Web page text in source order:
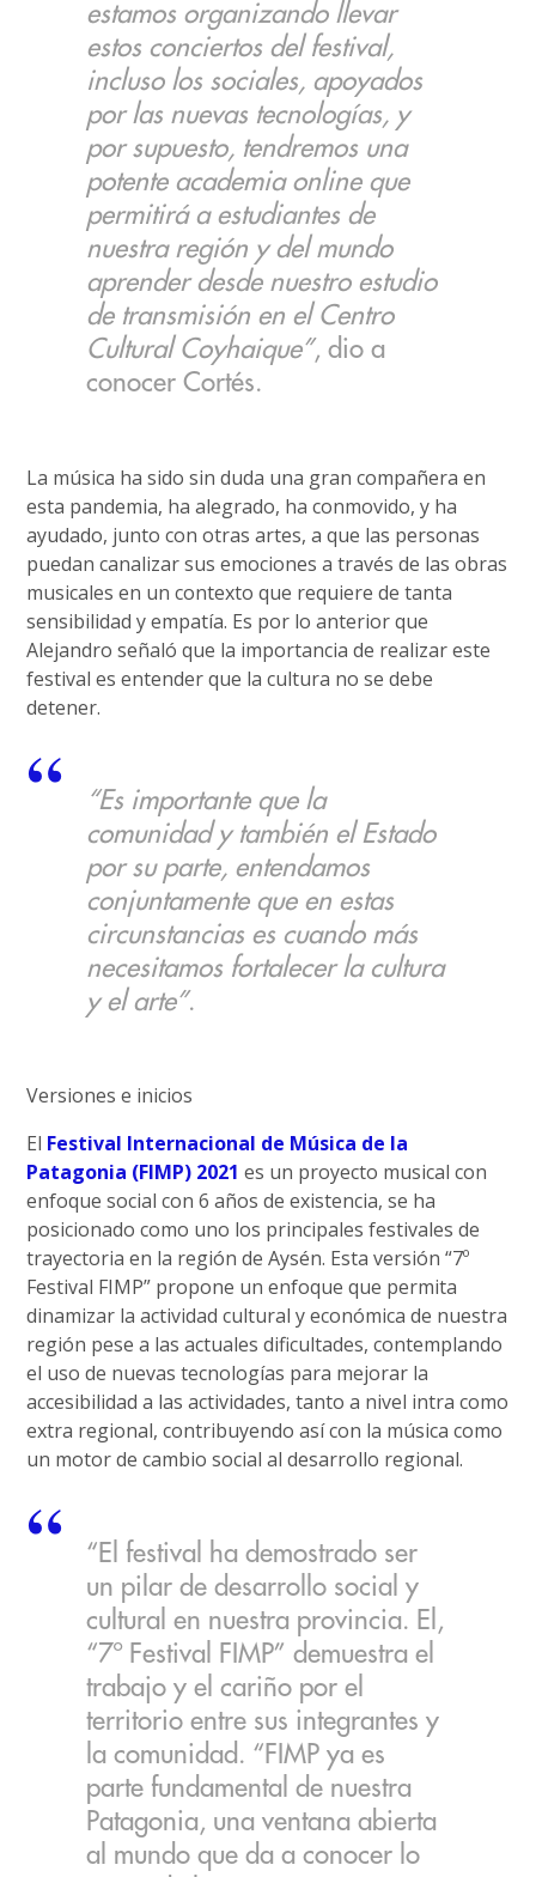
estamos organizando llevar
estos conciertos del festival,
incluso los sociales, apoyados
por las nuevas tecnologías, y
por supuesto, tendremos una
potente academia online que
permitirá a estudiantes de
nuestra región y del mundo
aprender desde nuestro estudio
de transmisión en el Centro
Cultural Coyhaique”, dio a
conocer Cortés.
La música ha sido sin duda una gran compañera en
esta pandemia, ha alegrado, ha conmovido, y ha
ayudado, junto con otras artes, a que las personas
puedan canalizar sus emociones a través de las obras
musicales en un contexto que requiere de tanta
sensibilidad y empatía. Es por lo anterior que
Alejandro señaló que la importancia de realizar este
festival es entender que la cultura no se debe
detener.
“Es importante que la
comunidad y también el Estado
por su parte, entendamos
conjuntamente que en estas
circunstancias es cuando más
necesitamos fortalecer la cultura
y el arte”.
Versiones e inicios
El Festival Internacional de Música de la
Patagonia (FIMP) 2021 es un proyecto musical con
enfoque social con 6 años de existencia, se ha
posicionado como uno los principales festivales de
trayectoria en la región de Aysén. Esta versión “7º
Festival FIMP” propone un enfoque que permita
dinamizar la actividad cultural y económica de nuestra
región pese a las actuales dificultades, contemplando
el uso de nuevas tecnologías para mejorar la
accesibilidad a las actividades, tanto a nivel intra como
extra regional, contribuyendo así con la música como
un motor de cambio social al desarrollo regional.
“El festival ha demostrado ser
un pilar de desarrollo social y
cultural en nuestra provincia. El,
“7º Festival FIMP” demuestra el
trabajo y el cariño por el
territorio entre sus integrantes y
la comunidad. “FIMP ya es
parte fundamental de nuestra
Patagonia, una ventana abierta
al mundo que da a conocer lo